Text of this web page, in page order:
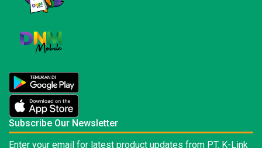
Subscribe Our Newsletter
Enter your email for latest product updates from PT. K-Link